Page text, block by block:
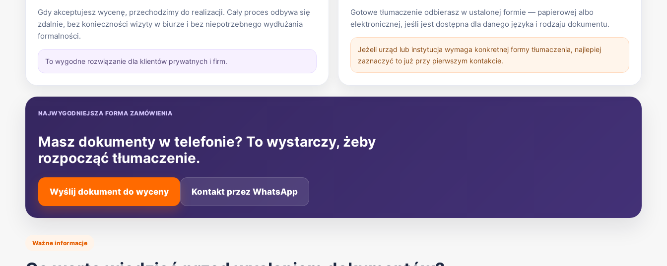
Gdy akceptujesz wycenę, przechodzimy do realizacji. Cały proces odbywa się
zdalnie, bez konieczności wizyty w biurze i bez niepotrzebnego wydłużania
formalności.
To wygodne rozwiązanie dla klientów prywatnych i firm.
Gotowe tłumaczenie odbierasz w ustalonej formie — papierowej albo
elektronicznej, jeśli jest dostępna dla danego języka i rodzaju dokumentu.
Jeżeli urząd lub instytucja wymaga konkretnej formy tłumaczenia, najlepiej
zaznaczyć to już przy pierwszym kontakcie.
NAJWYGODNIEJSZA FORMA ZAMÓWIENIA
Masz dokumenty w telefonie? To wystarczy, żeby
rozpocząć tłumaczenie.
Wyślij dokument do wyceny Kontakt przez WhatsApp
Ważne informacje